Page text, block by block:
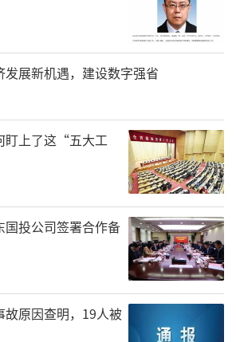
IPO观察）
展新机遇，建设数字强省
盯上了这“五大工
国投公司签署合作备
原因查明，19人被